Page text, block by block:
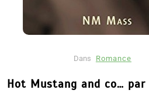
Dans Romance
Hot Mustang and co… par